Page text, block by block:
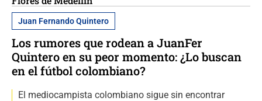
Juan Fernando Quintero
Los rumores que rodean a JuanFer
Quintero en su peor momento: ¿Lo buscan
en el fútbol colombiano?
El mediocampista colombiano sigue sin encontrar